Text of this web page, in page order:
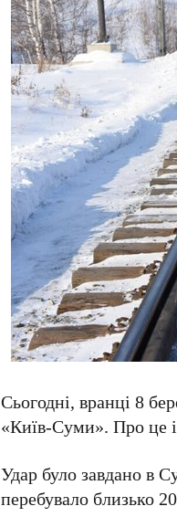
Сьогодні, вранці 8
«Київ-Суми». Про це
Удар було завдано в
перебувало близько